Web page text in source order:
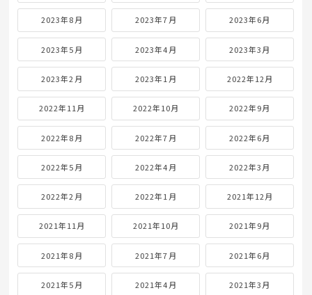
2023年8月 2023年7月 2023年6月
2023年5月 2023年4月 2023年3月
2023年2月 2023年1月 2022年12月
2022年11月 2022年10月 2022年9月
2022年8月 2022年7月 2022年6月
2022年5月 2022年4月 2022年3月
2022年2月 2022年1月 2021年12月
2021年11月 2021年10月 2021年9月
2021年8月 2021年7月 2021年6月
2021年5月 2021年4月 2021年3月